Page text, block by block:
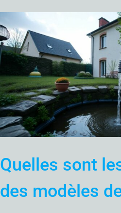
Quelles sont
des modèles